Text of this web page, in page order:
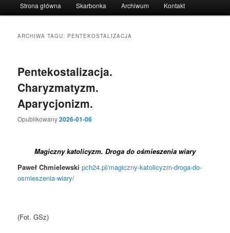
Strona główna Skarbonka Archiwum Kontakt
ARCHIWA TAGU: PENTEKOSTALIZACJA
Pentekostalizacja.
Charyzmatyzm.
Aparycjonizm.
Opublikowany2026-01-06
Magiczny katolicyzm. Droga do ośmieszenia wiary
Paweł Chmielewski pch24.pl/magiczny-katolicyzm-droga-do-
osmieszenia-wiary/
(Fot. GSz)